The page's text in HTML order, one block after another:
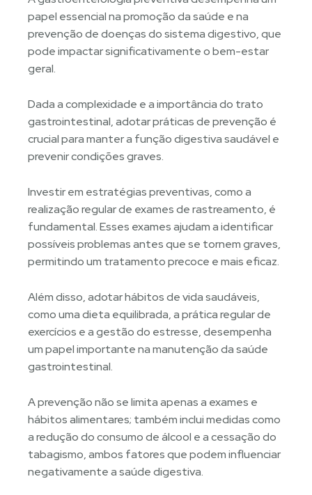
papel essencial na promoção da saúde e na
prevenção de doenças do sistema digestivo, que
pode impactar significativamente o bem-estar
geral.
Dada a complexidade e a importância do trato
gastrointestinal, adotar práticas de prevenção é
crucial para manter a função digestiva saudável e
prevenir condições graves.
Investir em estratégias preventivas, como a
realização regular de exames de rastreamento, é
fundamental. Esses exames ajudam a identificar
possíveis problemas antes que se tornem graves,
permitindo um tratamento precoce e mais eficaz.
Além disso, adotar hábitos de vida saudáveis,
como uma dieta equilibrada, a prática regular de
exercícios e a gestão do estresse, desempenha
um papel importante na manutenção da saúde
gastrointestinal.
A prevenção não se limita apenas a exames e
hábitos alimentares; também inclui medidas como
a redução do consumo de álcool e a cessação do
tabagismo, ambos fatores que podem influenciar
negativamente a saúde digestiva.